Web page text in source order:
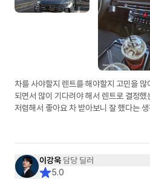
차를 사야할지 렌트를 해야할지 고민을
되면서 많이 기다려야 해서 렌트로 결정
저렴해서 좋아요 차 받아보니 잘 했다는
이강욱 담당 딜러
5.0